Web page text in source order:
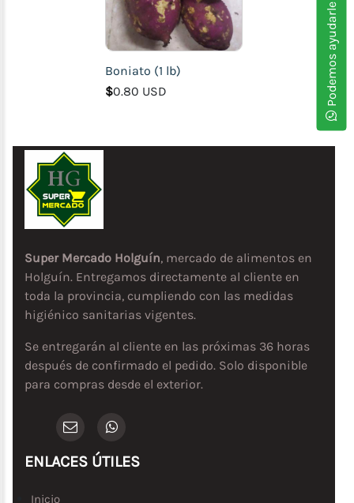
Boniato (1 lb)
$0.80 USD Podemos ayudarle
Super Mercado Holguín, mercado de alimentos en
Holguín. Entregamos directamente al cliente en
toda la provincia, cumpliendo con las medidas
higiénico sanitarias vigentes.
Se entregarán al cliente en las próximas 36 horas
después de confirmado el pedido. Solo disponible
para compras desde el exterior.
ENLACES ÚTILES
Inicio